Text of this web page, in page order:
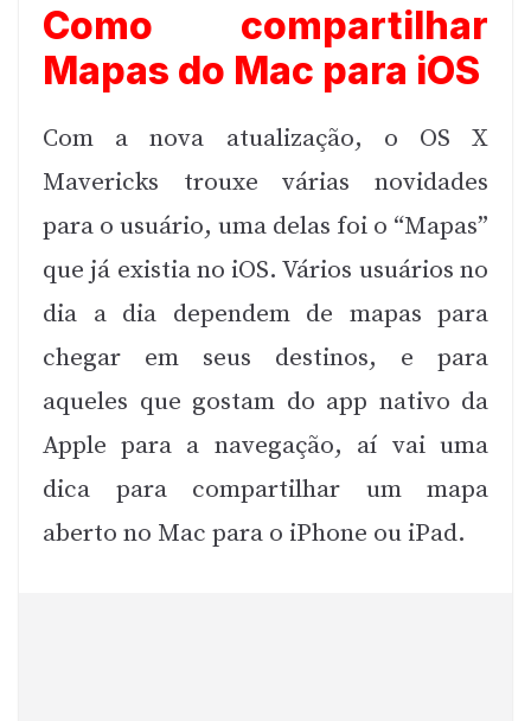
Como compartilhar
Mapas do Mac para iOS
Com a nova atualização, o OS X
Mavericks trouxe várias novidades
para o usuário, uma delas foi o “Mapas”
que já existia no iOS. Vários usuários no
dia a dia dependem de mapas para
chegar em seus destinos, e para
aqueles que gostam do app nativo da
Apple para a navegação, aí vai uma
dica para compartilhar um mapa
aberto no Mac para o iPhone ou iPad.